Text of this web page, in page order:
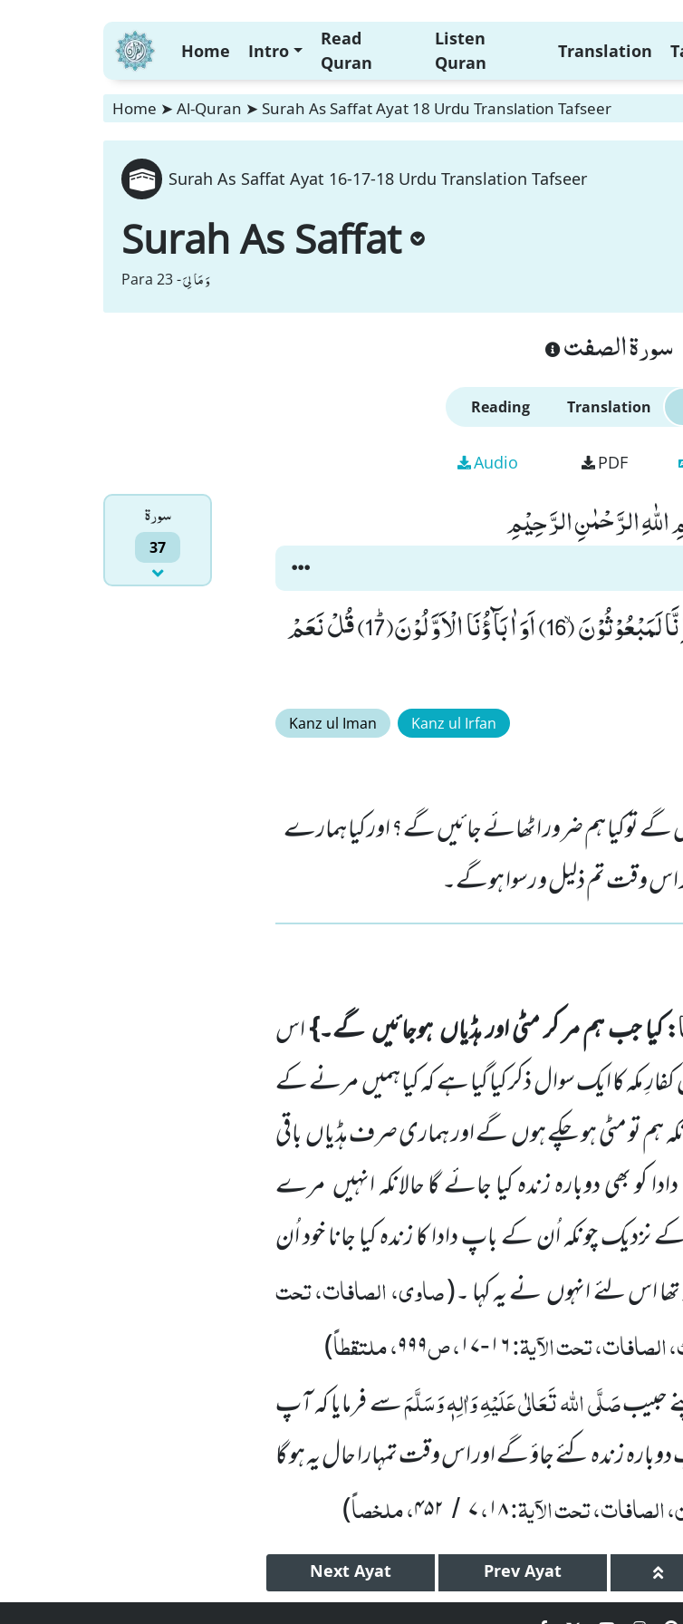
Home Intro
Read
Quran
Listen
Quran
Translation
Home ➤ Al-Quran ➤ Surah As Saffat Ayat 18 Urdu Translation Tafseer
Surah As Saffat Ayat 16-17-18 Urdu Translation Tafseer
Surah As Saffat
Para 23 -وَ مَا لِیَ
سورة الصفت
Reading Translation
Audio PDF
سورۃ
37
الرَّحْمٰنِ الرَّحِیْمِ
ءَاِذَا مِتْنَا وَ كُنَّا تُرَابًا وَّ عِظَامًا ءَاِنَّا لَمَبْعُوْثُوْنَۙ (16) اَوَ اٰبَآؤُنَا الْاَوَّلُوْنَﭤ(17) قُلْ نَعَمْ
Kanz ul Iman Kanz ul Irfan
گے توکیا ہم ضرور اٹھائے جائیں گے؟ اور کیا ہمارے
اس وقت تم ذلیل و رسوا ہوگے۔
: کیا جب ہم مر کر مٹی اور ہڈیاںہوجائیںگے۔}اس
کفارِ مکہ کا ایک سوال ذکر کیا گیا ہے کہ کیا ہمیںمرنے کے
ہم تو مٹی ہو چکے ہوںگے اور ہماری صرف ہڈیاںباقی
کو بھی دوبارہ زندہ کیا جائے گا حالانکہ انہیںمرے
چونکہ اُن کے باپ دادا کا زندہ کیا جانا خود اُن
اس لئے انہوںنے یہ کہا ۔(صاوی، الصافات، تحت
الصافات، تحت الآیۃ:۱۶-۱۷، ص۹۹۹، ملتقطاً)
حبیبصَلَّی اللہتَعَالٰی عَلَیْہِ وَاٰلِہٖ وَسَلَّمَسے فرمایا کہ آپ
زندہ کئے جاؤ گے اور اس وقت تمہارا حال یہ ہو گا
الصافات، تحت الآیۃ:۱۸،۷ / ۴۵۲، ملخصاً)
Next Ayat Prev Ayat